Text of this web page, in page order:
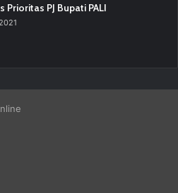
Prioritas PJ Bupati PALI